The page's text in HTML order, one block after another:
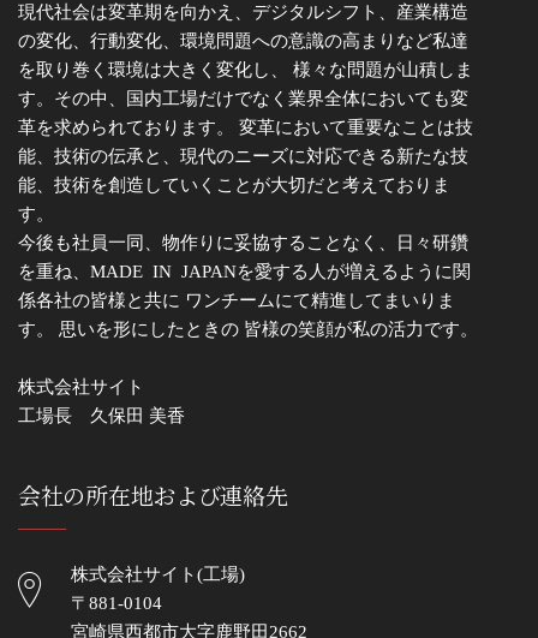
現代社会は変革期を向かえ、デジタルシフト、産業構造
の変化、行動変化、環境問題への意識の高まりなど私達
を取り巻く環境は大きく変化し、 様々な問題が山積しま
す。その中、国内工場だけでなく業界全体においても変
革を求められております。 変革において重要なことは技
能、技術の伝承と、現代のニーズに対応できる新たな技
能、技術を創造していくことが大切だと考えておりま
す。
今後も社員一同、物作りに妥協することなく、日々研鑽
を重ね、MADE IN JAPANを愛する人が増えるように関
係各社の皆様と共に ワンチームにて精進してまいりま
す。 思いを形にしたときの 皆様の笑顔が私の活力です。
株式会社サイト
工場長 久保田 美香
会社の所在地および連絡先
株式会社サイト(工場)
〒881-0104
宮崎県西都市大字鹿野田2662